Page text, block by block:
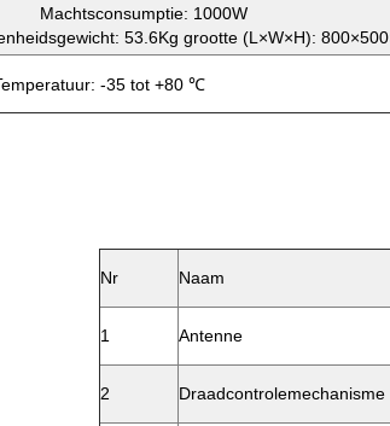
Machtsconsumptie: 1000W
53.6Kg grootte (L×W×H):
-35 tot +80 ℃
Nr Naam
1 Antenne
2 Draadcontrolemechanisme